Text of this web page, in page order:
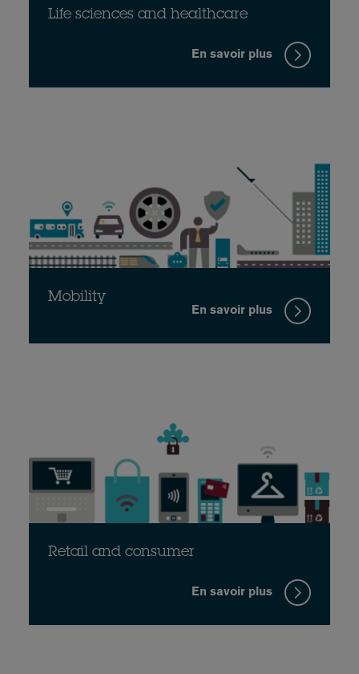
Life sciences and healthcare
En savoir plus
Mobility
En savoir plus
Retail and consumer
En savoir plus